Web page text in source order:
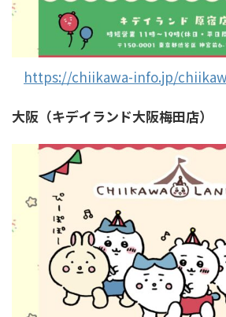
https://chiikawa-info.jp/
大阪（キデイランド大阪梅田店）